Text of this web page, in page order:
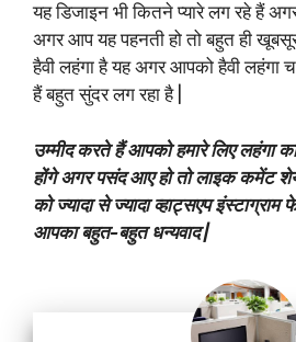
यह डिजाइन भी कितने प्यारे लग रहे हैं
अगर आप यह पहनती हो तो बहुत ही
हैवी लहंगा है यह अगर आपको हैवी लहंगा
हैं बहुत सुंदर लग रहा है |
उम्मीद करते हैं आपको हमारे लिए लहंगा
होंगे अगर पसंद आए हो तो लाइक कमेंट
को ज्यादा से ज्यादा व्हाट्सएप
आपका बहुत-बहुत धन्यवाद |